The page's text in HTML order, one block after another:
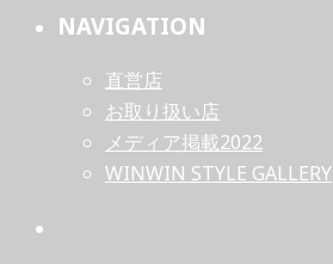
NAVIGATION
直営店
お取り扱い店
メディア掲載2022
WINWIN STYLE GALLERY